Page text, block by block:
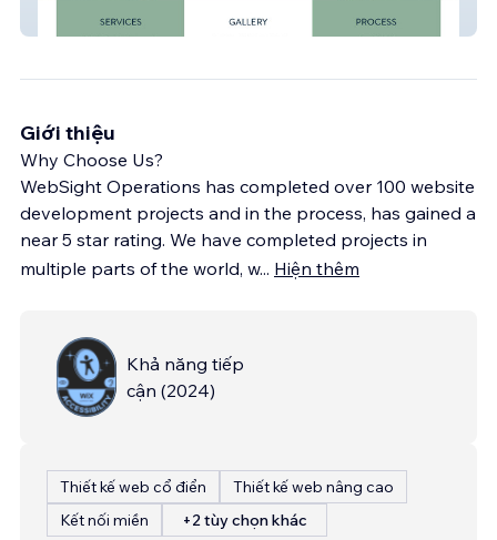
Giới thiệu
Why Choose Us?
WebSight Operations has completed over 100 website
development projects and in the process, has gained a
near 5 star rating. We have completed projects in
multiple parts of the world, w... Hiện thêm
Khả năng tiếp
cận (2024)
Thiết kế web cổ điển
Thiết kế web nâng cao
Kết nối miền
+2 tùy chọn khác